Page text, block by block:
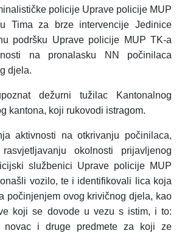
policije Uprave policije MUP
Tima za brze intervencije Jedinice
podršku Uprave policije MUP TK-a
na pronalasku NN počinilaca
djela.
dežurni tužilac Kantonalnog
kantona, koji rukovodi istragom.
aktivnosti na otkrivanju počinilaca,
okolnosti prijavljenog
službenici Uprave policije MUP
vozilo, te i identifikovali lica koja
počinjenjem ovog krivičnog djela, kao
koji se dovode u vezu s istim, i to:
novac i druge predmete za koji ze